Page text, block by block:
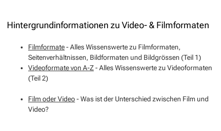
Hintergrundinformationen zu Video- & Filmformaten
Filmformate- Alles Wissenswerte zu Filmformaten,
Seitenverhältnissen, Bildformaten und Bildgrössen (Teil 1)
Videoformate von A-Z- Alles Wissenswerte zu Videoformaten
(Teil 2)
Film oder Video- Was ist der Unterschied zwischen Film und
Video?